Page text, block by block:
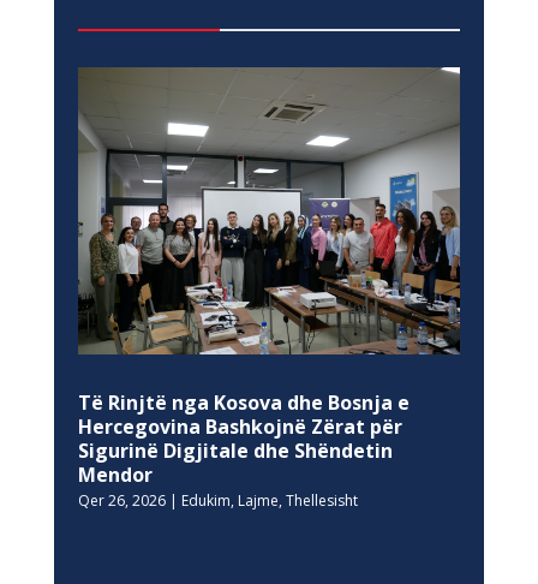
Të Rinjtë nga Kosova dhe Bosnja e
Hercegovina Bashkojnë Zërat për
Sigurinë Digjitale dhe Shëndetin
Mendor
Qer 26, 2026| Edukim, Lajme, Thellesisht